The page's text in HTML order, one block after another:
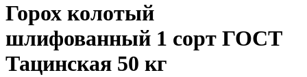
Горох колотый
шлифованный 1 сорт ГОСТ
Тацинская 50 кг